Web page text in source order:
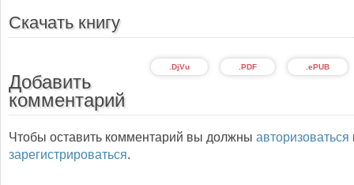
Скачать книгу
.ePUB
.PDF
.DjVu
Добавить
комментарий
Чтобы оставить комментарий вы должны авторизоваться
зарегистрироваться.